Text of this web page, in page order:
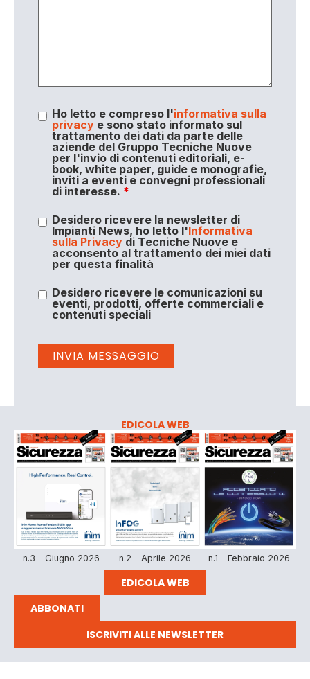
Ho letto e compreso l'informativa sulla
privacye sono stato informato sul
trattamento dei dati da parte delle
aziende del Gruppo Tecniche Nuove
per l'invio di contenuti editoriali, e-
book, white paper, guide e monografie,
inviti a eventi e convegni professionali
di interesse. *
Desidero ricevere la newsletter di
Impianti News, ho letto l'Informativa
sulla Privacydi Tecniche Nuove e
acconsento al trattamento dei miei dati
per questa finalità
Desidero ricevere le comunicazioni su
eventi, prodotti, offerte commerciali e
contenuti speciali
EDICOLA WEB
n.3 - Giugno 2026 n.2 - Aprile 2026 n.1 - Febbraio 2026
EDICOLA WEB
ABBONATI
ISCRIVITI ALLE NEWSLETTER